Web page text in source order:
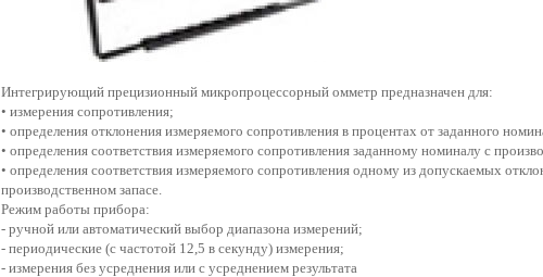
Интегрирующий прецизионный микропроцессорный омметр предназначен для:
• измерения сопротивления;
• определения отклонения измеряемого сопротивления в процентах от заданного
• определения соответствия измеряемого сопротивления заданному номиналу с
• определения соответствия измеряемого сопротивления одному из допускаемых
производственном запасе.
Режим работы прибора:
- ручной или автоматический выбор диапазона измерений;
- периодические (c частотой 12,5 в секунду) измерения;
- измерения без усреднения или с усреднением результата